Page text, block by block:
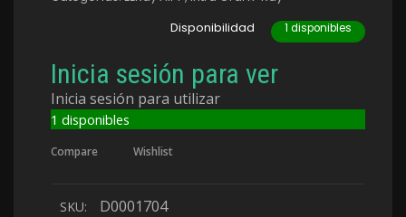
Disponibilidad
1 disponibles
Inicia sesión para ver
Inicia sesión para utilizar
1 disponibles
Compare Wishlist
SKU: D0001704